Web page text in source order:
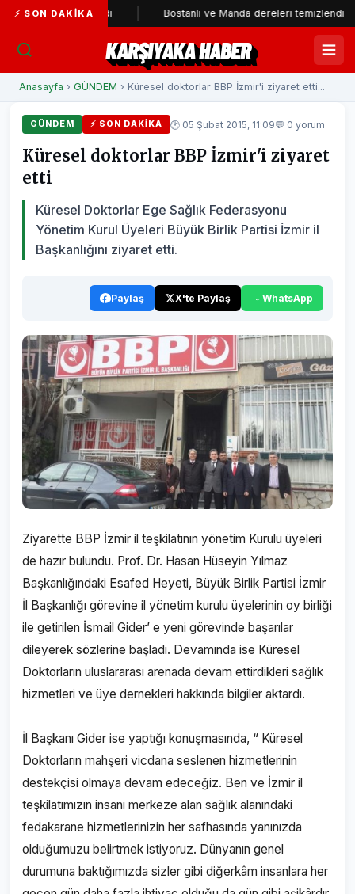
⚡ SON DAKIKA
katıldı Bostanlı ve Manda dereleri temizlendi
KARŞIYAKA HABER
Anasayfa › GÜNDEM › Küresel doktorlar BBP İzmir'i ziyaret etti...
GÜNDEM ⚡ SON DAKIKA 🕐 05 Şubat 2015, 11:09💬 0 yorum
Küresel doktorlar BBP İzmir'i ziyaret
etti
Küresel Doktorlar Ege Sağlık Federasyonu
Yönetim Kurul Üyeleri Büyük Birlik Partisi İzmir il
Başkanlığını ziyaret etti.
Paylaş X'te Paylaş WhatsApp
Ziyarette BBP İzmir il teşkilatının yönetim Kurulu üyeleri
de hazır bulundu. Prof. Dr. Hasan Hüseyin Yılmaz
Başkanlığındaki Esafed Heyeti, Büyük Birlik Partisi İzmir
İl Başkanlığı görevine il yönetim kurulu üyelerinin oy birliği
ile getirilen İsmail Gider’ e yeni görevinde başarılar
dileyerek sözlerine başladı. Devamında ise Küresel
Doktorların uluslararası arenada devam ettirdikleri sağlık
hizmetleri ve üye dernekleri hakkında bilgiler aktardı.
İl Başkanı Gider ise yaptığı konuşmasında, “ Küresel
Doktorların mahşeri vicdana seslenen hizmetlerinin
destekçisi olmaya devam edeceğiz. Ben ve İzmir il
teşkilatımızın insanı merkeze alan sağlık alanındaki
fedakarane hizmetlerinizin her safhasında yanınızda
olduğumuzu belirtmek istiyoruz. Dünyanın genel
durumuna baktığımızda sizler gibi diğerkâm insanlara her